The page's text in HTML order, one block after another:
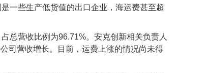
一些生产低货值的出口企业，海运费甚至超
总营收比例为96.71%。安克创新相关负责人
司营收增长。目前，运费上涨的情况尚未得